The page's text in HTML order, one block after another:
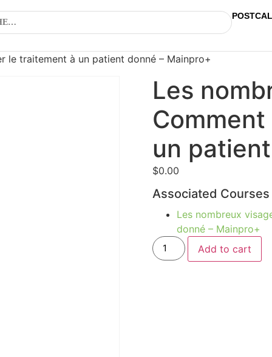
le traitement à un patient donné – Mainpro+
Les
un
$0.00
Associated Courses
Les nombreux
donné – Mainpro+
Add to cart